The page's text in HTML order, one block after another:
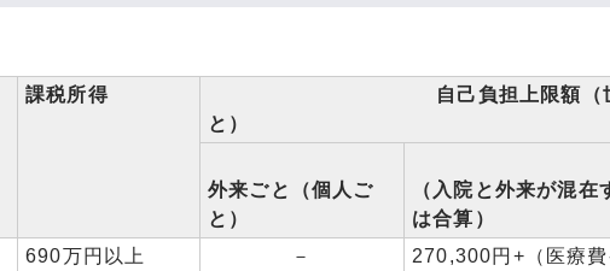
課税所得
自己負担上限額（世
と）
外来ごと（個人ご
と）
（入院と外来が混在
は合算）
690万円以上 －
270,300円+（医療